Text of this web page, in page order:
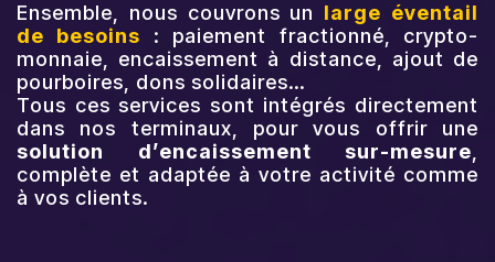
Ensemble, nous couvrons un large éventail
de besoins : paiement fractionné, crypto-
monnaie, encaissement à distance, ajout de
pourboires, dons solidaires…
Tous ces services sont intégrés directement
dans nos terminaux, pour vous offrir une
solution d’encaissement sur-mesure,
complète et adaptée à votre activité comme
à vos clients.